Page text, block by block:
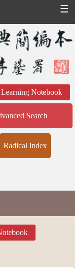
☰
Learning Notebook
Search
Radical Index